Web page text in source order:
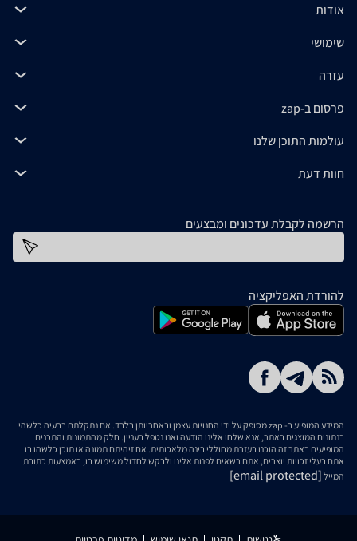
אודות
שימושי
עזרה
פרסום ב-zap
עולמות התוכן שלנו
חוות דעת
הרשמה לקבלת עדכונים ומבצעים
להורדת האפליקציה
המידע המופיע ב- zap מסופק על ידי החנויות עצמן ובאחריותן בלבד. אם נתקלתם בבעיה כלשהי
בנתונים המוצגים באתר, אנא שלחו אלינו הודעה ואנו נטפל בעניין. חלק מהתמונות והתכנים
המופיעים באתר זה הוכנו בעזרת מחוללי בינה מלאכותית. אם זיהיתם תמונה או תוכן כלשהו בו
אתם בעלי זכויות יוצרים, אתם רשאים לפנות אלינו ולבקש לחדול משימוש בו, באמצעות כתובת
המייל [email protected]